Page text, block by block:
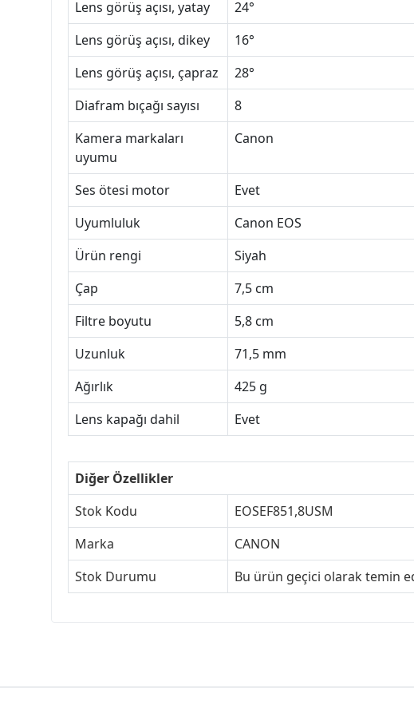
Lens görüş açısı, yatay
24°
Lens görüş açısı, dikey
16°
Lens görüş açısı, çapraz
28°
Diafram bıçağı sayısı
8
Kamera markaları
uyumu
Canon
Ses ötesi motor
Evet
Uyumluluk
Canon EOS
Ürün rengi
Siyah
Çap
7,5 cm
Filtre boyutu
5,8 cm
Uzunluk
71,5 mm
Ağırlık
425 g
Lens kapağı dahil
Evet
Diğer Özellikler
Stok Kodu
EOSEF851,8USM
Marka
CANON
Stok Durumu
Bu ürün geçici olarak temin